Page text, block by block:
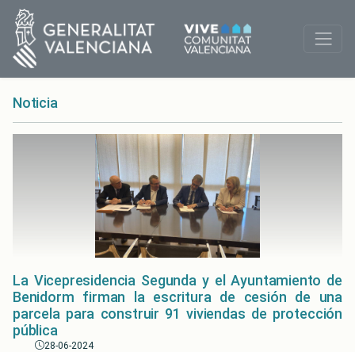
Noticia
La Vicepresidencia Segunda y el Ayuntamiento de
Benidorm firman la escritura de cesión de una
parcela para construir 91 viviendas de protección
pública
28-06-2024